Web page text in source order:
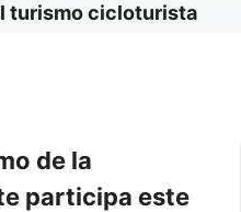
turismo cicloturista
de la
participa este